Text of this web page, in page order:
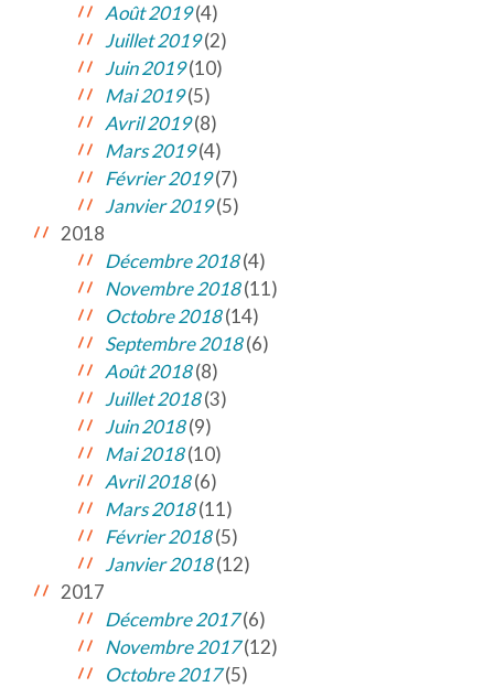
Août 2019(4)
Juillet 2019(2)
Juin 2019(10)
Mai 2019(5)
Avril 2019(8)
Mars 2019(4)
Février 2019(7)
Janvier 2019(5)
2018
Décembre 2018(4)
Novembre 2018(11)
Octobre 2018(14)
Septembre 2018(6)
Août 2018(8)
Juillet 2018(3)
Juin 2018(9)
Mai 2018(10)
Avril 2018(6)
Mars 2018(11)
Février 2018(5)
Janvier 2018(12)
2017
Décembre 2017(6)
Novembre 2017(12)
Octobre 2017(5)